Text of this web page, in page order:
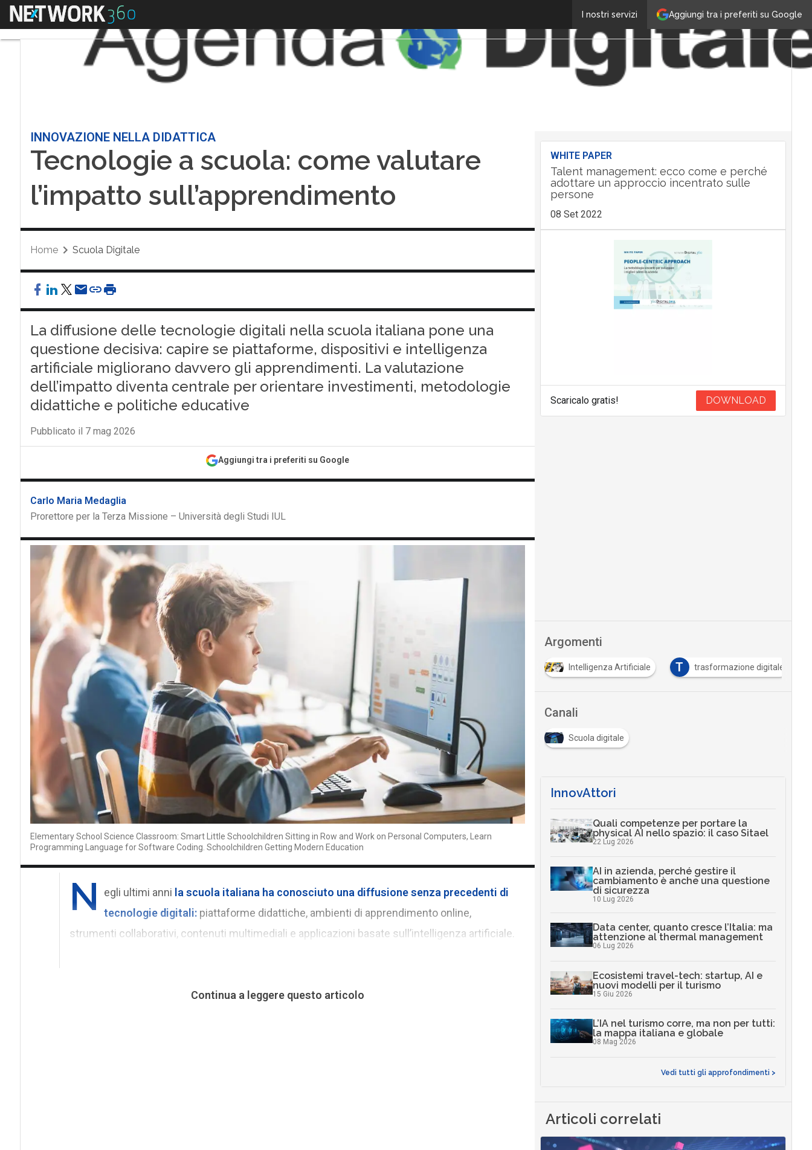
Aggiungi tra i preferiti su Google
I nostri servizi
Menu
INNOVAZIONE NELLA DIDATTICA
Tecnologie a scuola: come valutare
l’impatto sull’apprendimento
Home Scuola Digitale
La diffusione delle tecnologie digitali nella scuola italiana pone una
questione decisiva: capire se piattaforme, dispositivi e intelligenza
artificiale migliorano davvero gli apprendimenti. La valutazione
dell’impatto diventa centrale per orientare investimenti, metodologie
didattiche e politiche educative
Pubblicato il 7 mag 2026
Aggiungi tra i preferiti su Google
Carlo Maria Medaglia
Prorettore per la Terza Missione – Università degli Studi IUL
Elementary School Science Classroom: Smart Little Schoolchildren Sitting in Row and Work on Personal Computers, Learn
Programming Language for Software Coding. Schoolchildren Getting Modern Education
N egli ultimi anni la scuola italiana ha conosciuto una diffusione senza precedenti di
tecnologie digitali:piattaforme didattiche, ambienti di apprendimento online,
strumenti collaborativi, contenuti multimediali e applicazioni basate sull’intelligenza artificiale.
Continua a leggere questo articolo
WHITE PAPER
Talent management: ecco come e perché
adottare un approccio incentrato sulle
persone
08 Set 2022
Scaricalo gratis! DOWNLOAD
Argomenti
F
Intelligenza Artificiale T trasformazione digitale
Canali
Scuola digitale
InnovAttori
Quali competenze per portare la
physical AI nello spazio: il caso Sitael
22 Lug 2026
AI in azienda, perché gestire il
cambiamento è anche una questione
di sicurezza
10 Lug 2026
Data center, quanto cresce l’Italia: ma
attenzione al thermal management
06 Lug 2026
Ecosistemi travel-tech: startup, AI e
nuovi modelli per il turismo
15 Giu 2026
L’IA nel turismo corre, ma non per tutti:
la mappa italiana e globale
08 Mag 2026
Vedi tutti gli approfondimenti >
Articoli correlati